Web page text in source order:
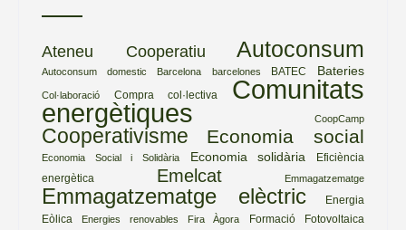
Ateneu Cooperatiu Autoconsum
Autoconsum domestic Barcelona barcelones BATEC Bateries
Col·laboració Compra col·lectiva Comunitats
energètiques CoopCamp
Cooperativisme Economia social
Economia Social i Solidària Economia solidària
Eficiència
energètica
Emelcat Emmagatzematge
Emmagatzematge elèctric
Energia
Eòlica
Energies renovables Fira Àgora Formació Fotovoltaica